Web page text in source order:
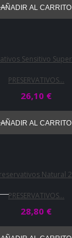
AÑADIR AL CARRITO
PRESERVATIVOS...
26,10 €
AÑADIR AL CARRITO
PRESERVATIVOS...
28,80 €